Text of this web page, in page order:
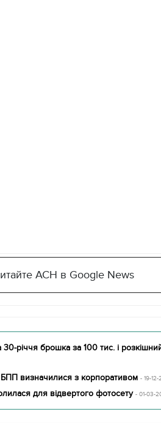
АСН в Google News
річчя брошка за 100 тис. і
визначилися з корпоративом - 19-12-
для відвертого фотосету - 01-03-